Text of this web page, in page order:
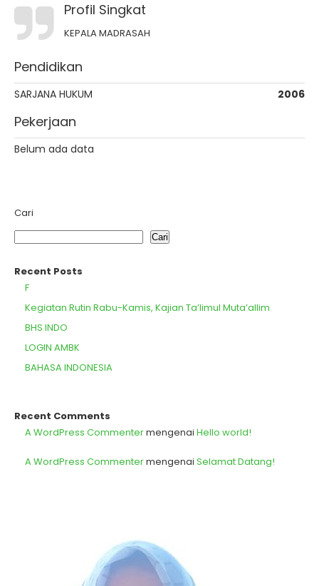
Profil Singkat
KEPALA MADRASAH
Pendidikan
SARJANA HUKUM 2006
Pekerjaan
Belum ada data
Cari
Cari
Recent Posts
F
Kegiatan Rutin Rabu-Kamis, Kajian Ta’limul Muta’allim
BHS INDO
LOGIN AMBK
BAHASA INDONESIA
Recent Comments
A WordPress Commentermengenai Hello world!
A WordPress Commentermengenai Selamat Datang!